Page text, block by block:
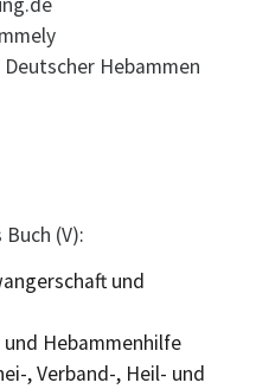
Hebammen
(V):
und
Hebammenhilfe
, Verband-, Heil- und